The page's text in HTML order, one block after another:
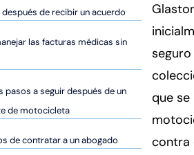
de recibir un acuerdo
las facturas médicas sin
pasos a seguir después de un
de motocicleta
de contratar a un abogado
que se
contra